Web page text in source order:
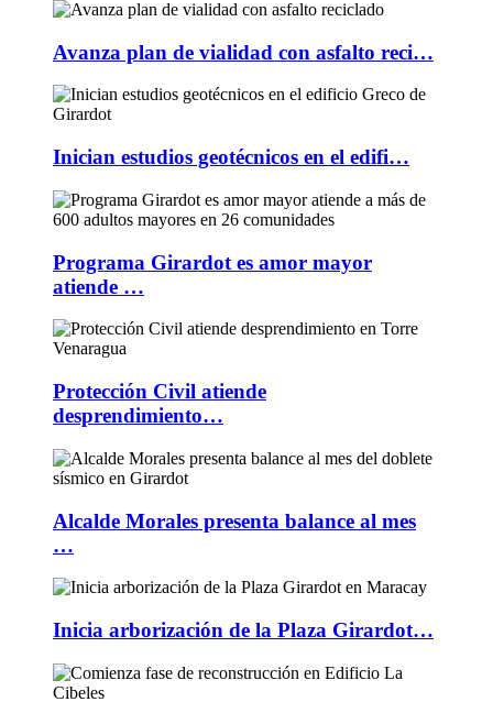
Avanza plan de vialidad con asfalto reci…
Inician estudios geotécnicos en el edifi…
Programa Girardot es amor mayor
atiende …
Protección Civil atiende
desprendimiento…
Alcalde Morales presenta balance al mes
…
Inicia arborización de la Plaza Girardot…